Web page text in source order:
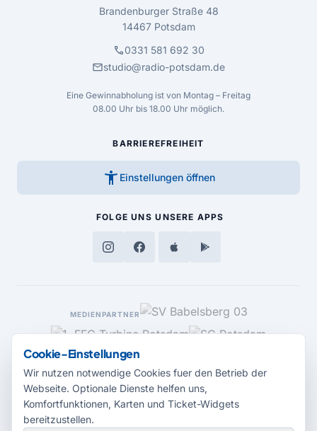
Brandenburger Straße 48
14467 Potsdam
call0331 581 692 30
mailstudio@radio-potsdam.de
Eine Gewinnabholung ist von Montag – Freitag
08.00 Uhr bis 18.00 Uhr möglich.
BARRIEREFREIHEIT
accessibility_new Einstellungen öffnen
FOLGE UNS UNSERE APPS
MEDIENPARTNER
Cookie-Einstellungen
Wir nutzen notwendige Cookies fuer den Betrieb der
Webseite. Optionale Dienste helfen uns,
Komfortfunktionen, Karten und Ticket-Widgets
bereitzustellen.